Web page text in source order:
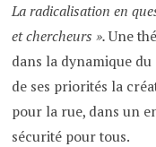
La radicalisation en
et chercheurs ».Une
dans la dynamique
de ses priorités la
pour la rue, dans un
sécurité pour tous.